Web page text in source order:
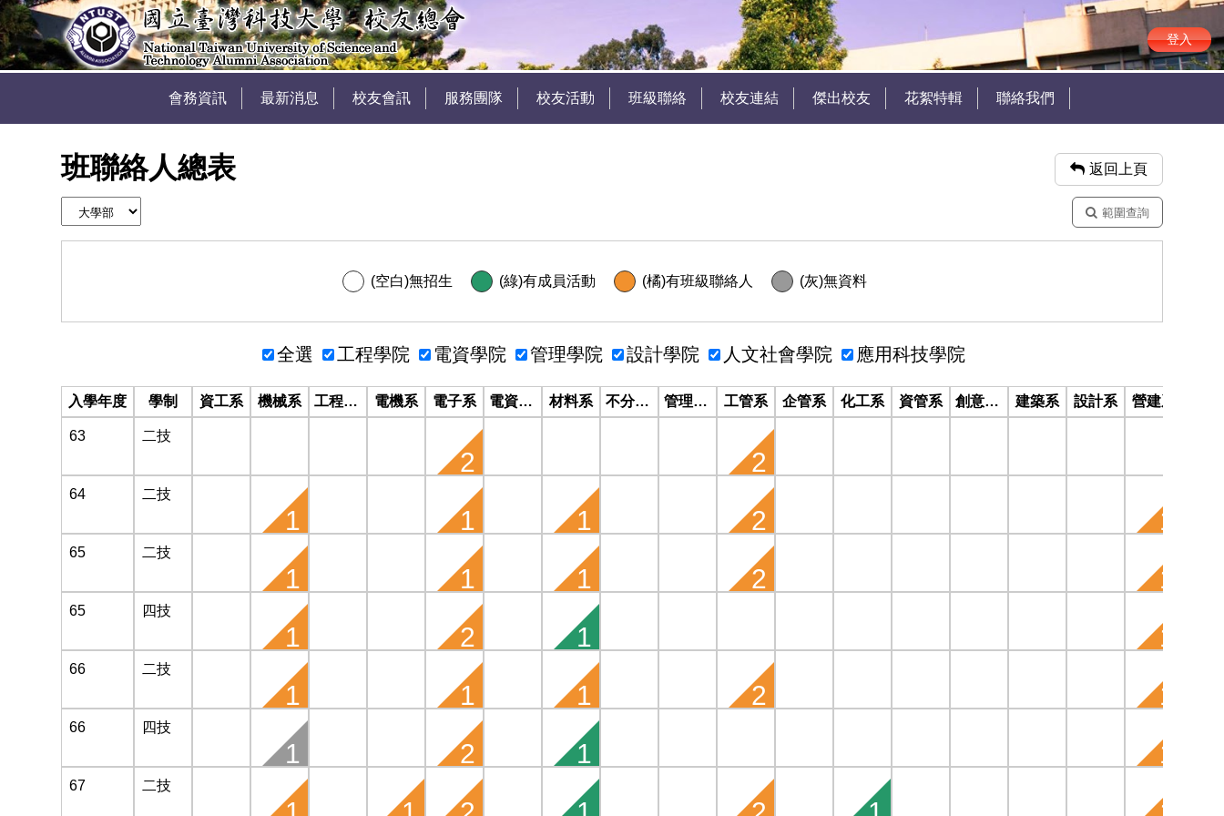
登入
會務資訊 最新消息 校友會訊 服務團隊 校友活動 班級聯絡 校友連結 傑出校友 花絮特輯 聯絡我們
返回上頁
班聯絡人總表
範圍查詢
(空白)無招生 (綠)有成員活動 (橘)有班級聯絡人 (灰)無資料
全選 工程學院 電資學院 管理學院 設計學院 人文社會學院 應用科技學院
入學年度 學制 資工系 機械系 工程學士班 電機系 電子系 電資學士班 材料系 不分系學士班 管理學士班 工管系 企管系 化工系 資管系 創意設計學士班 建築系 設計系 營建系
63 二技
2 2
64 二技
1 1 1 2 1
65 二技
1 1 1 2 1
65 四技
1 2 1 1
66 二技
1 1 1 2 1
66 四技
1 2 1 1
67 二技